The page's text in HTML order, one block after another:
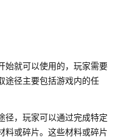
始就可以使用的，玩家需要
途径主要包括游戏内的任
径，玩家可以通过完成特定
料或碎片。这些材料或碎片